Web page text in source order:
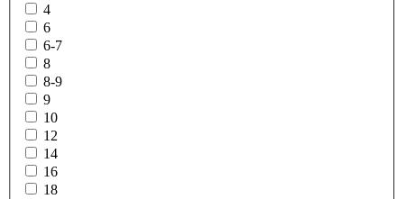
4
6
6-7
8
8-9
9
10
12
14
16
18